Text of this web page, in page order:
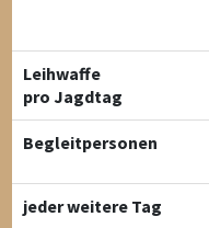
Leihwaffe
pro Jagdtag
Begleitpersonen
jeder weitere Tag